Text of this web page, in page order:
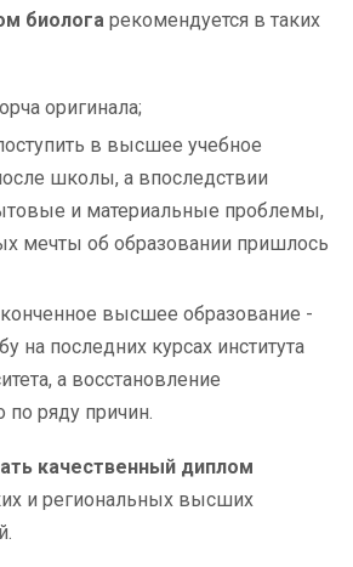
биолога рекомендуется в таких
оригинала;
в высшее учебное
школы, а впоследствии
и материальные проблемы,
мечты об образовании пришлось
высшее образование -
на последних курсах института
а восстановление
ряду причин.
качественный диплом
и региональных высших